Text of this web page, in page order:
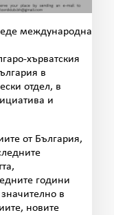
международна
хърватския
в
отдел, в
и
от България,
години
в
новите